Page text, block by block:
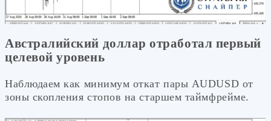
Австралийский доллар отработал первый
целевой уровень
Наблюдаем как минимум откат пары AUDUSD от
зоны скопления стопов на старшем таймфрейме.